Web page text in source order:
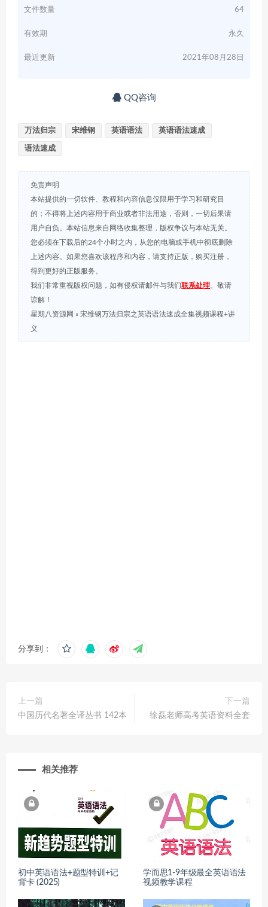
文件数量 64
有效期 永久
最近更新 2021年08月28日
QQ咨询
万法归宗 宋维钢 英语语法 英语语法速成
语法速成
免责声明
本站提供的一切软件、教程和内容信息仅限用于学习和研究目
的；不得将上述内容用于商业或者非法用途，否则，一切后果请
用户自负。本站信息来自网络收集整理，版权争议与本站无关。
您必须在下载后的24个小时之内，从您的电脑或手机中彻底删除
上述内容。如果您喜欢该程序和内容，请支持正版，购买注册，
得到更好的正版服务。
我们非常重视版权问题，如有侵权请邮件与我们联系处理。敬请
谅解！
星期八资源网 » 宋维钢万法归宗之英语语法速成全集视频课程+讲
义
分享到：
上一篇
中国历代名著全译丛书 142本
下一篇
徐磊老师高考英语资料全套
相关推荐
初中英语语法+题型特训+记
背卡 (2025)
学而思1-9年级最全英语语法
视频教学课程